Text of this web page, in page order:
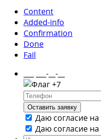
Content
Added-info
Confirmation
Done
Fail
___ ___-__-__
+7
Оставить заявку
Даю согласие на
Даю согласие на